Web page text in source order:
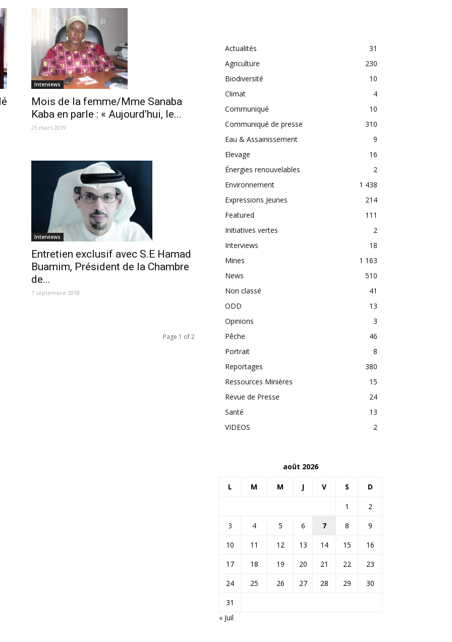
Interviews
Mois de la femme/Mme Sanaba
Kaba en parle : « Aujourd’hui, le...
25 mars 2019
Interviews
Entretien exclusif avec S.E Hamad
Buamim, Président de la Chambre
de...
7 septembre 2018
Page 1 of 2
Actualités
31
Agriculture
230
Biodiversité
10
Climat
4
Communiqué
10
Communiqué de presse
310
Eau & Assainissement
9
Elevage
16
Énergies renouvelables
2
Environnement
1 438
Expressions Jeunes
214
Featured
111
Initiatives vertes
2
Interviews
18
Mines
1 163
News
510
Non classé
41
ODD
13
Opinions
3
Pêche
46
Portrait
8
Reportages
380
Ressources Minières
15
Revue de Presse
24
Santé
13
VIDEOS
2
août 2026
L M M J V S D
1
2
3
4 5 6 7 8
9
10
11 12 13 14 15
16
17
18 19 20 21 22
23
24
25 26 27 28 29
30
31
« Juil